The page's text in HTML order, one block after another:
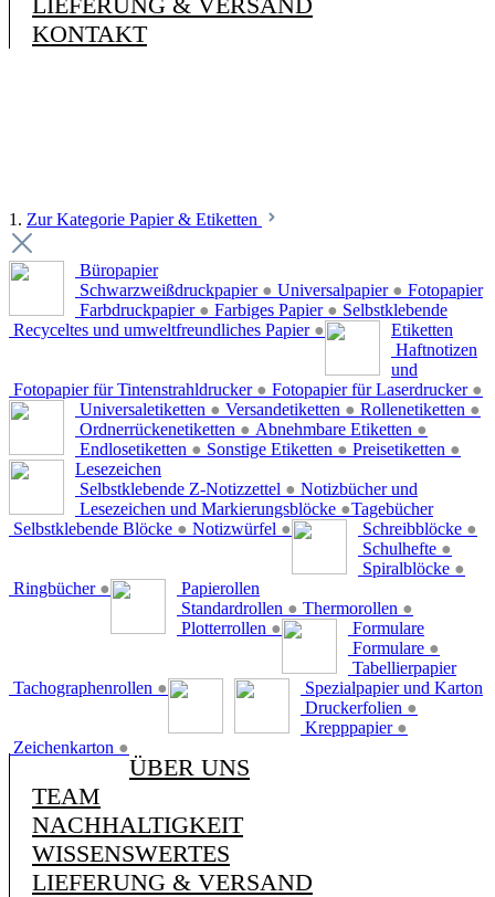
KONTAKT
1. Zur Kategorie Papier & Etiketten
Büropapier
Schwarzweißdruckpapier ● Universalpapier ●
Farbdruckpapier ● Farbiges Papier ●
Recyceltes und umweltfreundliches Papier ●
Fotopapier
Fotopapier für Tintenstrahldrucker ● Fotopapier für Laserdrucker ●
Selbstklebende
Etiketten
Universaletiketten ● Versandetiketten ● Rollenetiketten ●
Ordnerrückenetiketten ● Abnehmbare Etiketten ●
Endlosetiketten ● Sonstige Etiketten ● Preisetiketten ●
Haftnotizen
und
Lesezeichen
Selbstklebende Z-Notizzettel ●
Lesezeichen und Markierungsblöcke ●
Selbstklebende Blöcke ● Notizwürfel ●
Notizbücher und
Tagebücher
Schreibblöcke ●
Schulhefte ●
Spiralblöcke ●
Ringbücher ●
Papierollen
Standardrollen ● Thermorollen ●
Plotterrollen ●
Formulare
Formulare ●
Tachographenrollen ●
Tabellierpapier
Spezialpapier und Karton
Druckerfolien ●
Krepppapier ●
Zeichenkarton ●
ÜBER UNS
TEAM
NACHHALTIGKEIT
WISSENSWERTES
LIEFERUNG & VERSAND